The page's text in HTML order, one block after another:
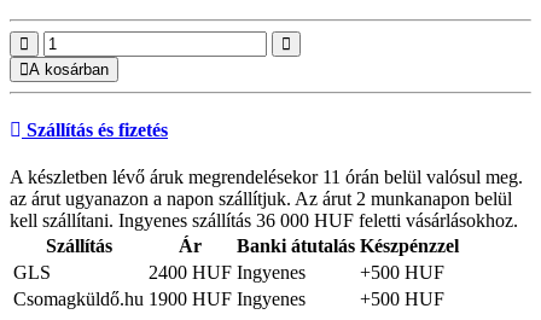
A kosárban
Szállítás és fizetés
A készletben lévő áruk megrendelésekor 11 órán belül valósul meg.
az árut ugyanazon a napon szállítjuk. Az árut 2 munkanapon belül
kell szállítani. Ingyenes szállítás 36 000 HUF feletti vásárlásokhoz.
Szállítás
Ár Banki átutalás Készpénzzel
GLS
2400 HUF Ingyenes
+500 HUF
Csomagküldő.hu 1900 HUF Ingyenes +500 HUF